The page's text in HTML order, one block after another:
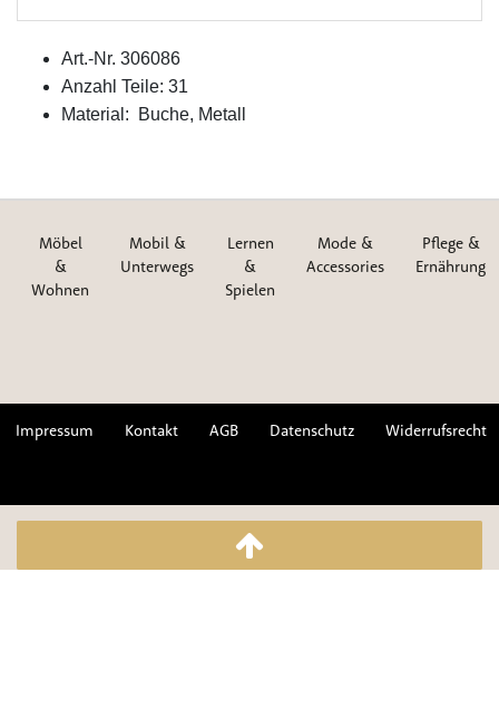
Art.-Nr. 306086
Anzahl Teile: 31
Material: Buche, Metall
Möbel
&
Wohnen
Mobil &
Unterwegs
Lernen
&
Spielen
Mode &
Accessories
Pflege &
Ernährung
Impressum Kontakt AGB Datenschutz Widerrufsrecht